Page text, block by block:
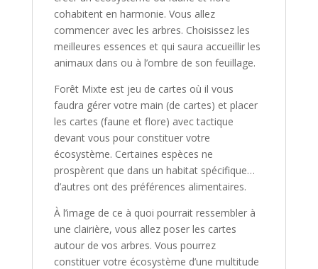
cohabitent en harmonie. Vous allez
commencer avec les arbres. Choisissez les
meilleures essences et qui saura accueillir les
animaux dans ou à l’ombre de son feuillage.
Forêt Mixte est jeu de cartes où il vous
faudra gérer votre main (de cartes) et placer
les cartes (faune et flore) avec tactique
devant vous pour constituer votre
écosystème. Certaines espèces ne
prospèrent que dans un habitat spécifique…
d’autres ont des préférences alimentaires.
À l’image de ce à quoi pourrait ressembler à
une clairière, vous allez poser les cartes
autour de vos arbres. Vous pourrez
constituer votre écosystème d’une multitude